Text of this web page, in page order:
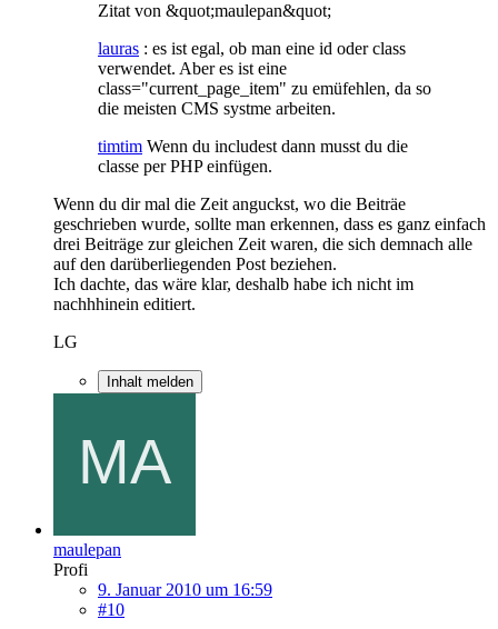
Zitat von &quot;maulepan&quot;
lauras : es ist egal, ob man eine id oder class
verwendet. Aber es ist eine
class="current_page_item" zu emüfehlen, da so
die meisten CMS systme arbeiten.
timtim Wenn du includest dann musst du die
classe per PHP einfügen.
Wenn du dir mal die Zeit anguckst, wo die Beiträe
geschrieben wurde, sollte man erkennen, dass es ganz einfach
drei Beiträge zur gleichen Zeit waren, die sich demnach alle
auf den darüberliegenden Post beziehen.
Ich dachte, das wäre klar, deshalb habe ich nicht im
nachhhinein editiert.
LG
Inhalt melden
maulepan
Profi
9. Januar 2010 um 16:59
#10